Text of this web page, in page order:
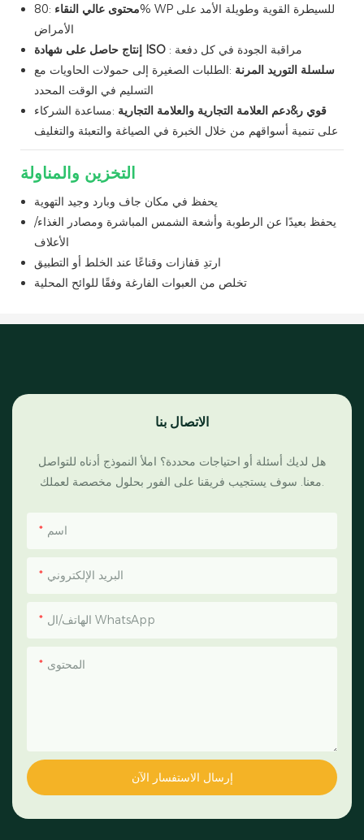
محتوى عالي النقاء :80% WP للسيطرة القوية وطويلة الأمد على
الأمراض
إنتاج حاصل على شهادة ISO
: مراقبة الجودة في كل دفعة
سلسلة التوريد المرنة :الطلبات الصغيرة إلى حمولات الحاويات مع
التسليم في الوقت المحدد
قوي ر&دعم العلامة التجارية والعلامة التجارية :مساعدة الشركاء
على تنمية أسواقهم من خلال الخبرة في الصياغة والتعبئة والتغليف
التخزين والمناولة
يحفظ في مكان جاف وبارد وجيد التهوية
يحفظ بعيدًا عن الرطوبة وأشعة الشمس المباشرة ومصادر الغذاء/
الأعلاف
ارتدِ قفازات وقناعًا عند الخلط أو التطبيق
تخلص من العبوات الفارغة وفقًا للوائح المحلية
الاتصال بنا
هل لديك أسئلة أو احتياجات محددة؟ املأ النموذج أدناه للتواصل
معنا. سوف يستجيب فريقنا على الفور بحلول مخصصة لعملك.
اسم
البريد الإلكتروني
الهاتف/ال WhatsApp
المحتوى
إرسال الاستفسار الآن